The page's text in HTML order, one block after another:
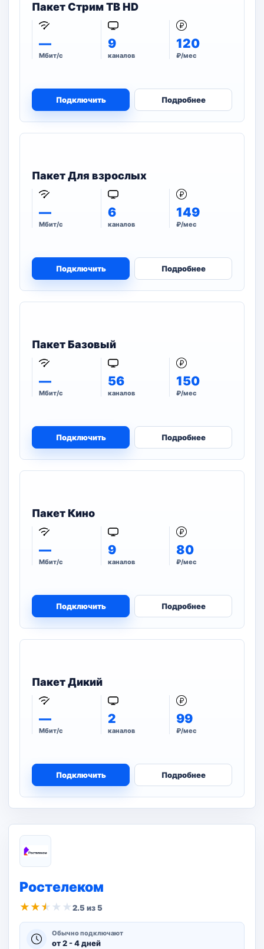
Пакет Стрим ТВ HD
—
Мбит/с
9
каналов
120
₽/мес
Подключить Подробнее
Пакет Для взрослых
—
Мбит/с
6
каналов
149
₽/мес
Подключить Подробнее
Пакет Базовый
—
Мбит/с
56
каналов
150
₽/мес
Подключить Подробнее
Пакет Кино
—
Мбит/с
9
каналов
80
₽/мес
Подключить Подробнее
Пакет Дикий
—
Мбит/с
2
каналов
99
₽/мес
Подключить Подробнее
Ростелеком
★ ★ ★ ★ ★2.5 из 5
Обычно подключают
от 2 - 4 дней